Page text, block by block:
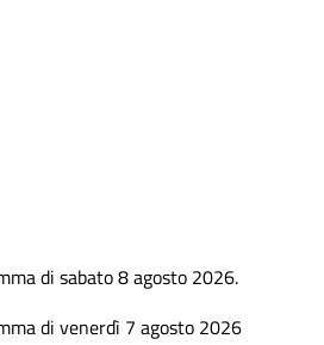
di sabato 8 agosto 2026.
di venerdì 7 agosto 2026